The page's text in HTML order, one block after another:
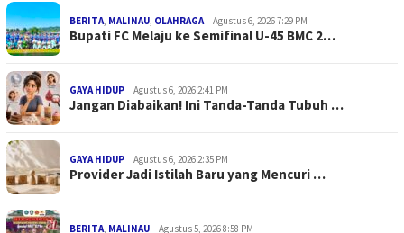
BERITA, MALINAU, OLAHRAGA Agustus 6, 2026 7:29 PM
Bupati FC Melaju ke Semifinal U-45 BMC 2…
GAYA HIDUP Agustus 6, 2026 2:41 PM
Jangan Diabaikan! Ini Tanda-Tanda Tubuh …
GAYA HIDUP Agustus 6, 2026 2:35 PM
Provider Jadi Istilah Baru yang Mencuri …
BERITA, MALINAU Agustus 5, 2026 8:58 PM